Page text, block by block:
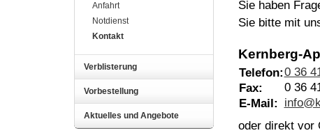
Anfahrt
Notdienst
Kontakt
Verblisterung
Vorbestellung
Aktuelles und Angebote
Sie haben
Sie bitte mit
Kernberg-
Telefon:0 36
Fax:
0 36
E-Mail:
oder direkt vor